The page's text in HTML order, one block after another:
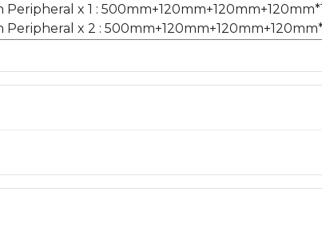
Peripheral x 1 :
Peripheral x 2 :